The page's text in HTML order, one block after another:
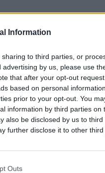
Information
to third parties, or
by us, please use
that after your opt-out
based on personal
prior to your opt-out. You
information by third parties on
also be disclosed by us to
further disclose it to other third
Outs